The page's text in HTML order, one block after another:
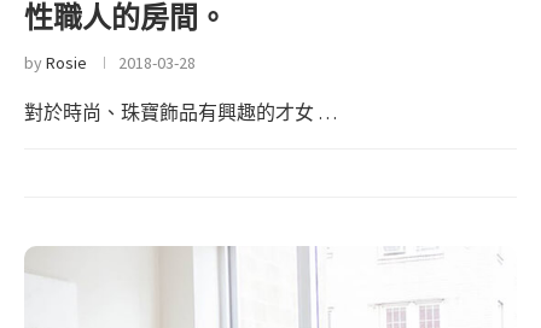
性職人的房間。
byRosie 2018-03-28
對於時尚、珠寶飾品有興趣的才女 …